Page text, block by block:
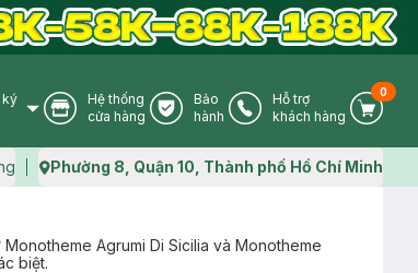
Store Icon
Hệ thống
cửa hàng
Warranty Icon
Bảo
hành
Phone Icon
Hỗ trợ
khách hàng
Cart
0
Map icon
Phường 8, Quận 10, Thành phố Hồ Chí Minh
Agrumi Di Sicilia và Monotheme
biệt.